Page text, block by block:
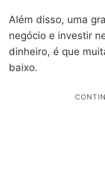
Além disso, uma
negócio e investir
dinheiro, é que
baixo.